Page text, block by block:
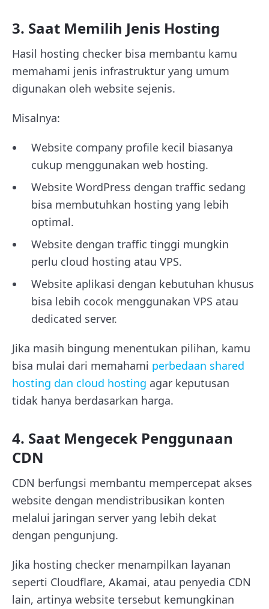
3. Saat Memilih Jenis Hosting
Hasil hosting checker bisa membantu kamu
memahami jenis infrastruktur yang umum
digunakan oleh website sejenis.
Misalnya:
Website company profile kecil biasanya
cukup menggunakan web hosting.
Website WordPress dengan traffic sedang
bisa membutuhkan hosting yang lebih
optimal.
Website dengan traffic tinggi mungkin
perlu cloud hosting atau VPS.
Website aplikasi dengan kebutuhan khusus
bisa lebih cocok menggunakan VPS atau
dedicated server.
Jika masih bingung menentukan pilihan, kamu
bisa mulai dari memahami perbedaan shared
hosting dan cloud hosting agar keputusan
tidak hanya berdasarkan harga.
4. Saat Mengecek Penggunaan
CDN
CDN berfungsi membantu mempercepat akses
website dengan mendistribusikan konten
melalui jaringan server yang lebih dekat
dengan pengunjung.
Jika hosting checker menampilkan layanan
seperti Cloudflare, Akamai, atau penyedia CDN
lain, artinya website tersebut kemungkinan